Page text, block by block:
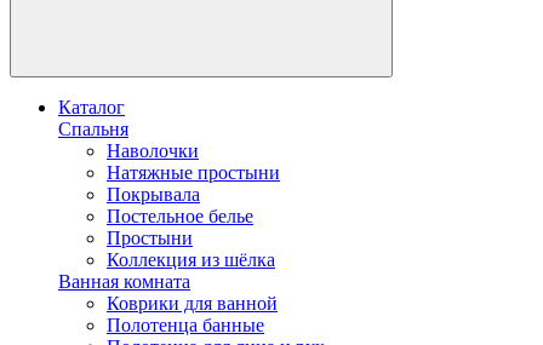
Каталог
Спальня
Наволочки
Натяжные простыни
Покрывала
Постельное белье
Простыни
Коллекция из шёлка
Ванная комната
Коврики для ванной
Полотенца банные